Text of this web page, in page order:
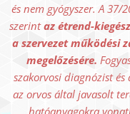
és nem gyógyszer. A 37/
szerintaz étrend-
a szervezet működési
megelőzésére.
szakorvosi diagnózist és
az orvos által javasolt
hatóanyagokra